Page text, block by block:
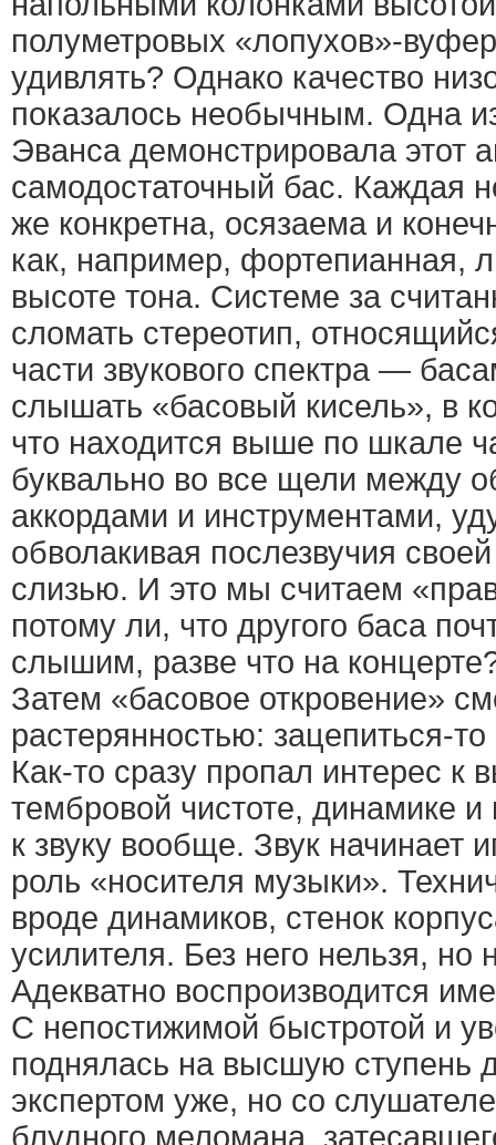
полуметровых «лопухов»-
удивлять? Однако качество
показалось необычным. Одна
Эванса демонстрировала этот
самодостаточный бас. Каждая
же конкретна, осязаема и
как, например, фортепианная,
высоте тона. Системе за
сломать стереотип,
части звукового спектра —
слышать «басовый кисель», в
что находится выше по шкале
буквально во все щели между
аккордами и инструментами,
обволакивая послезвучия
слизью. И это мы считаем
потому ли, что другого баса
слышим, разве что на
Затем «басовое откровение»
растерянностью: зацепиться-
Как-то сразу пропал интерес к
тембровой чистоте, динамике
к звуку вообще. Звук начинает
роль «носителя музыки».
вроде динамиков, стенок
усилителя. Без него нельзя,
Адекватно воспроизводится
С непостижимой быстротой и
поднялась на высшую ступень
экспертом уже, но со
блудного меломана,